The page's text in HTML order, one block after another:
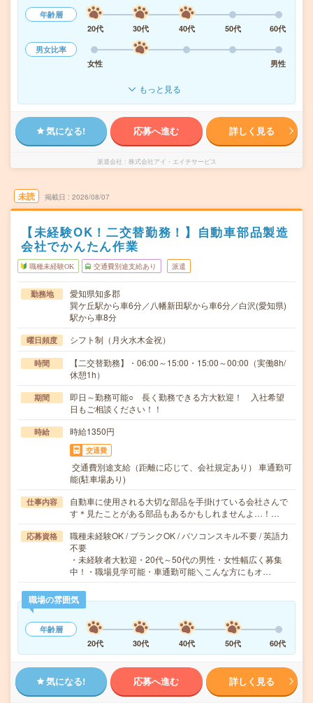
年齢層
20代
30代 40代 50代
60代
男女比率
女性
男性
もっと見る
気になる! 応募へ進む 詳しく見る
派遣会社 株式会社アイ・エイチサービス
未読 掲載日 2026/08/07
【未経験OK！二交替勤務！】自動車部品製造
会社でかんたん作業
職種未経験OK 交通費別途支給あり 派遣
勤務地
愛知県知多郡
巽ケ丘駅から車6分／八幡新田駅から車6分／白沢(愛知県)
駅から車8分
曜日頻度 シフト制（月火水木金祝）
時間
【二交替勤務】・06:00～15:00・15:00～00:00（実働8h/
休憩1h）
期間
即日～勤務可能○ 長く勤務できる方大歓迎！ 入社希望
日もご相談ください！！
時給 時給1350円
交通費
交通費別途支給（距離に応じて、会社規定あり） 車通勤可
能(駐車場あり)
仕事内容
自動車に使用される大切な部品を手掛けている会社さんで
す＊見たことがある部品もあるかもしれませんよ…！…
応募資格
職種未経験OK / ブランクOK / パソコンスキル不要 / 英語力
不要
・未経験者大歓迎・20代～50代の男性・女性幅広く募集
中！・職場見学可能・車通勤可能＼こんな方にもオ…
職場の雰囲気
年齢層
20代
30代 40代 50代 60代
気になる! 応募へ進む 詳しく見る